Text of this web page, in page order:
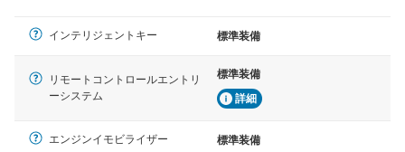
インテリジェントキー 標準装備
リモートコントロールエントリ
ーシステム
標準装備
詳細
エンジンイモビライザー 標準装備